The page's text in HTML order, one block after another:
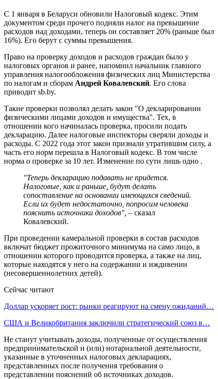
С 1 января в Беларуси обновили Налоговый кодекс. Этим
документом среди прочего подняли налог на превышение
расходов над доходами, теперь он составляет 20% (раньше был
16%). Его берут с суммы превышения.
Право на проверку доходов и расходов граждан было у
налоговых органов и ранее, напомнил начальник главного
управления налогообложения физических лиц Министерства
по налогам и сборам Андрей Ковалевский. Его слова
приводит sb.by.
Такие проверки позволял делать закон "О декларировании
физическими лицами доходов и имущества". Тех, в
отношении кого начиналась проверка, просили подать
декларацию. Далее налоговые инспекторы сверяли доходы и
расходы. С 2022 года этот закон признали утратившим силу, а
часть его норм перешла в Налоговый кодекс. В том числе
норма о проверке за 10 лет. Изменение по сути лишь одно .
"Теперь декларацию подавать не придется.
Налоговые, как и раньше, будут делать
сопоставление на основании имеющихся сведений.
Если их будет недостаточно, попросим человека
пояснить источники доходов", – сказал
Ковалевский.
При проведении камеральной проверки в состав расходов
включат бюджет прожиточного минимума на само лицо, в
отношении которого проводится проверка, а также на лиц,
которые находятся у него на содержании и иждивении
(несовершеннолетних детей).
Сейчас читают
Доллар ускоряет рост: рынки реагируют на смену ожиданий…
США и Великобритания заключили стратегический союз в…
Не станут учитывать доходы, полученные от осуществления
предпринимательской и (или) нотариальной деятельности,
указанные в уточненных налоговых декларациях,
представленных после получения требования о
представлении пояснений об источниках доходов.